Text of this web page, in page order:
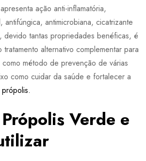
ação anti-inflamatória,
antifúngica, antimicrobiana, cicatrizante
devido tantas propriedades benéficas, é
tratamento alternativo complementar para
método de prevenção de várias
como cuidar da saúde e fortalecer a
própolis.
Verde e